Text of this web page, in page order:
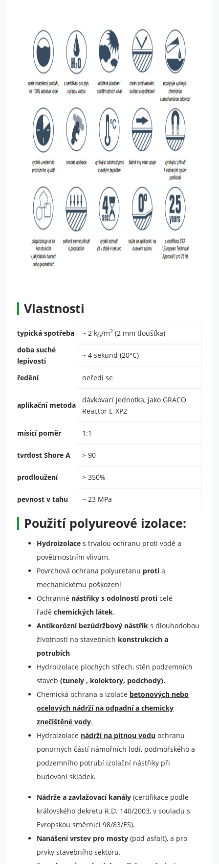
Vlastnosti
typická spotřeba ~ 2 kg/m2 (2 mm tloušťka)
doba suché
lepivosti
~ 4 sekund (20°C)
ředění neředí se
aplikační metoda
dávkovací jednotka, jako GRACO
Reactor E-XP2
mísicí poměr 1:1
tvrdost Shore A > 90
prodloužení > 350%
pevnost v tahu ~ 23 MPa
Použití polyureové izolace:
Hydroizolace s trvalou ochranu proti vodě a
povětrnostním vlivům.
Povrchová ochrana polyuretanu proti a
mechanickému poškození
Ochranné nástřiky s odolností proti celé
řadě chemických látek.
Antikorózní bezúdržbový nástřik s dlouhodobou
životností na stavebních konstrukcích a
potrubích
Hydroizolace plochých střech, stěn podzemních
staveb (tunely , kolektory, podchody).
Chemická ochrana a izolace betonových nebo
ocelových nádrží na odpadní a chemicky
znečištěné vody.
Hydroizolace nádrží na pitnou vodu ochranu
ponorných částí námořních lodí, podmořského a
podzemního potrubí izolační nástřiky při
budování skládek.
Nádrže a zavlažovací kanály (certifikace podle
královského dekretu R.D. 140/2003, v souladu s
Evropskou směrnicí 98/83/ES).
Nanášení vrstev pro mosty (pod asfalt), a pro
prvky stavebního sektoru.
Experience
Aby naše
webové
stránky
fungovaly
návštěvě co
nejlépe.
Pokud tyto
cookies
odmítnete,
některé
funkce z
webu zmizí.
Marketing
Sdílením svých
zájmů a chování při
návštěvě našich
stránek zvyšujete
šanci na zobrazení
personalizovaného
obsahu a nabídek.